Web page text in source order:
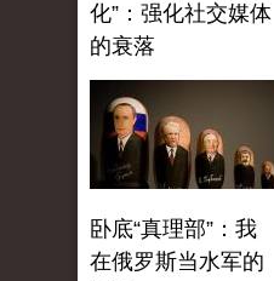
化”：强化社交媒体
的衰落
卧底“真理部”：我
在俄罗斯当水军的